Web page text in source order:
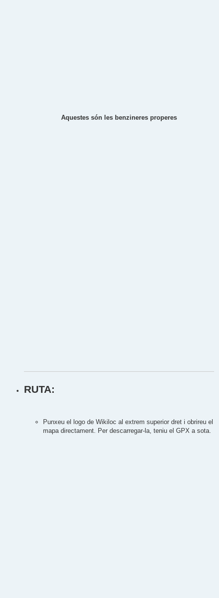
Aquestes són les benzineres properes
RUTA:
Punxeu el logo de Wikiloc al extrem superior dret i obrireu el
mapa directament. Per descarregar-la, teniu el GPX a sota.